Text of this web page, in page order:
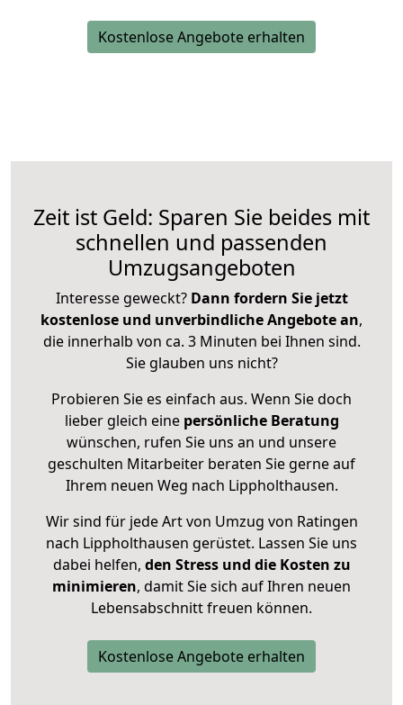
Kostenlose Angebote erhalten
Zeit ist Geld: Sparen Sie beides mit
schnellen und passenden
Umzugsangeboten
Interesse geweckt? Dann fordern Sie jetzt
kostenlose und unverbindliche Angebote an,
die innerhalb von ca. 3 Minuten bei Ihnen sind.
Sie glauben uns nicht?
Probieren Sie es einfach aus. Wenn Sie doch
lieber gleich eine persönliche Beratung
wünschen, rufen Sie uns an und unsere
geschulten Mitarbeiter beraten Sie gerne auf
Ihrem neuen Weg nach Lippholthausen.
Wir sind für jede Art von Umzug von Ratingen
nach Lippholthausen gerüstet. Lassen Sie uns
dabei helfen, den Stress und die Kosten zu
minimieren, damit Sie sich auf Ihren neuen
Lebensabschnitt freuen können.
Kostenlose Angebote erhalten